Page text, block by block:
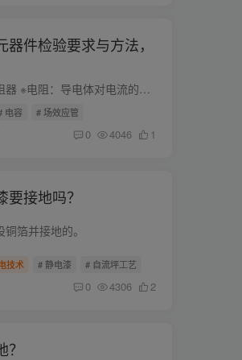
器件检验要求与方法，
电子元件知识——电阻器 ※电阻：导电体对电流的阻碍作用称为电阻，用符号R表示，单位为欧姆、千欧、兆欧，分别用Ω、KΩ、MΩ表示。 ※电阻的型号命名方法：国产电阻器的型号由四部分组成（不...
电容 # 场效应管
0 4046 1
接地吗？
箔并接地的。
技术 # 静电漆 # 自流坪工艺
0 4306 2